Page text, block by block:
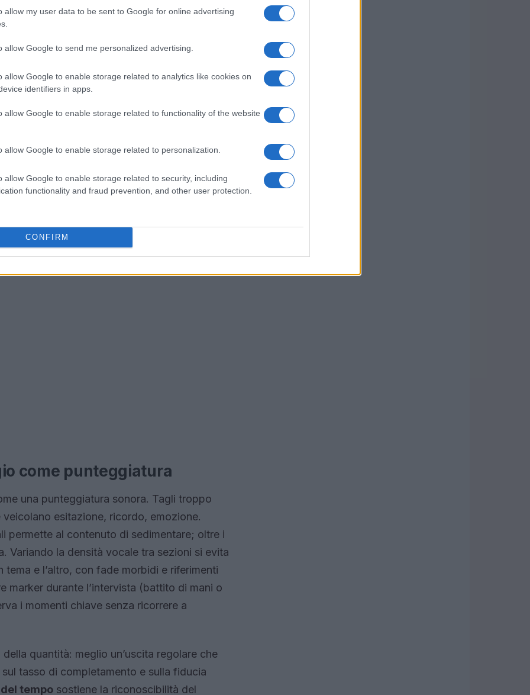
allow my user data to be sent to Google for online advertising
allow Google to send me personalized advertising.
allow Google to enable storage related to analytics like cookies on
identifiers in apps.
allow Google to enable storage related to functionality of the website
allow Google to enable storage related to personalization.
allow Google to enable storage related to security, including
functionality and fraud prevention, and other user protection.
CONFIRM
apause intenzionalie cambi di ritmo.
e domande che aprono
il progetto editoriale in miniatura. Chiarire
a calibrare il racconto. Si concordano confini
quali temi sensibili evitare o trattare
a scene e sensazioni — “dove eri”, “cosa
immagini e dettagli. Condividere la possibilità
la vulnerabilità. Registrare un breve
rumori di fondo da mitigare.
come punteggiatura
una punteggiatura sonora. Tagli troppo
esitazione, ricordo, emozione.
permette al contenuto di sedimentare; oltre i
Variando la densità vocale tra sezioni si evita
e l’altro, con fade morbidi e riferimenti
marker durante l’intervista (battito di mani o
i momenti chiave senza ricorrere a
quantità: meglio un’uscita regolare che
tasso di completamento e sulla fiducia
tempo sostiene la riconoscibilità del